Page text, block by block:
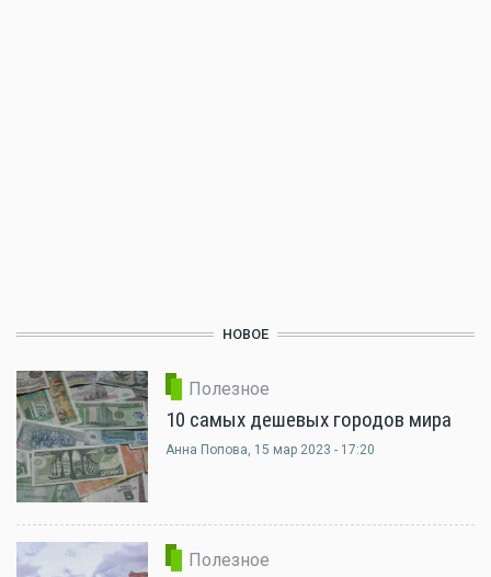
НОВОЕ
Полезное
10 самых дешевых городов мира
Анна Попова, 15 мар 2023 - 17:20
Полезное